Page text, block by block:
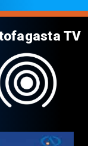
TV